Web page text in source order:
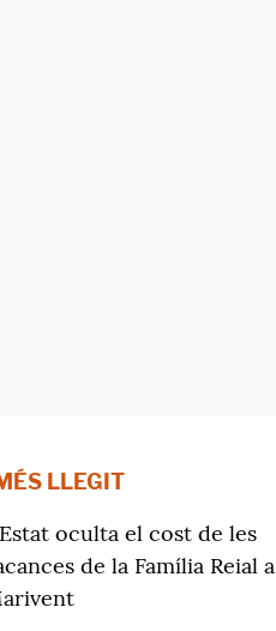
LLEGIT
oculta el cost de les
de la Família Reial a